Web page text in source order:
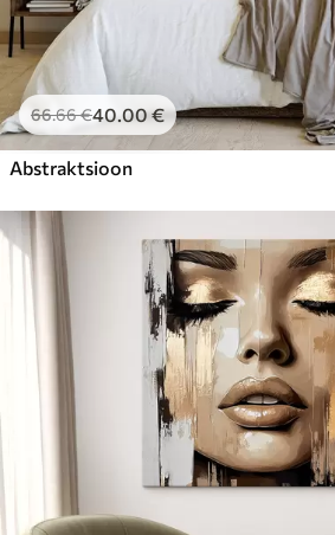
66.66€40.00€
Abstraktsioon